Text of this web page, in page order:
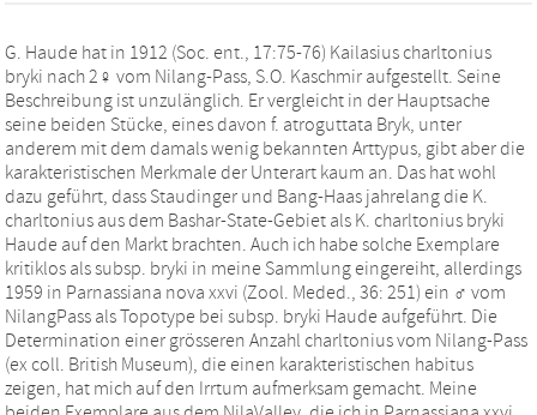
G. Haude hat in 1912 (Soc. ent., 17:75-76) Kailasius charltonius
bryki nach 2♀ vom Nilang-Pass, S.O. Kaschmir aufgestellt. Seine
Beschreibung ist unzulänglich. Er vergleicht in der Hauptsache
seine beiden Stücke, eines davon f. atroguttata Bryk, unter
anderem mit dem damals wenig bekannten Arttypus, gibt aber die
karakteristischen Merkmale der Unterart kaum an. Das hat wohl
dazu geführt, dass Staudinger und Bang-Haas jahrelang die K.
charltonius aus dem Bashar-State-Gebiet als K. charltonius bryki
Haude auf den Markt brachten. Auch ich habe solche Exemplare
kritiklos als subsp. bryki in meine Sammlung eingereiht, allerdings
1959 in Parnassiana nova xxvi (Zool. Meded., 36: 251) ein ♂ vom
NilangPass als Topotype bei subsp. bryki Haude aufgeführt. Die
Determination einer grösseren Anzahl charltonius vom Nilang-Pass
(ex coll. British Museum), die einen karakteristischen habitus
zeigen, hat mich auf den Irrtum aufmerksam gemacht. Meine